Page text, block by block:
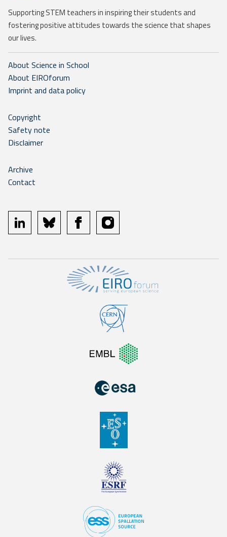
Supporting STEM teachers in inspiring their students and
fostering positive attitudes towards the science that shapes
our lives.
About Science in School
About EIROforum
Imprint and data policy
Copyright
Safety note
Disclaimer
Archive
Contact
linkedin bluesky facebookinstagram